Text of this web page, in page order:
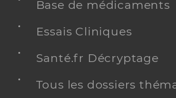
Base de médicaments
Essais Cliniques
Santé.fr Décryptage
Tous les dossiers